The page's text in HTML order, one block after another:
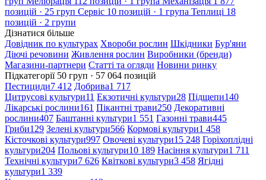
позицій · 25 груп Сервіс 10 позицій · 1 група Теплиці 18
позицій · 2 групи
Дізнатися більше
Довідник по культурах Хвороби рослин Шкідники Бур'яни
Діючі речовини Живлення рослин Виробники (бренди)
Магазини-партнери Статті та огляди Новини ринку
Підкатегорії 50 груп · 57 064 позицій
Пестициди7 412 Добрива1 717
Цитрусові культури11 Екзотичні культури28 Підщепи140
Лікарські рослини161 Пікантні трави250 Декоративні
рослини407 Баштанні культури1 551 Газонні трави445
Гриби129 Зелені культури566 Кормові культури1 458
Кісточкові культури997 Овочеві культури15 248 Горіхоплідні
культури204 Польові культури10 189 Насіння культури1 711
Технічні культури7 626 Квіткові культури3 458 Ягідні
культури1 339